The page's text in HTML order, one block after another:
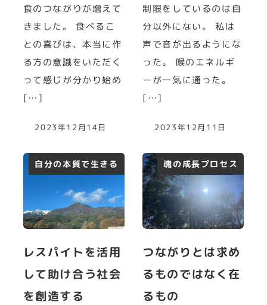
食のつながりが増えて
きました。 食べるこ
との喜びは、本当に作
る方の意識をいただく
って感じが分かり始め
[…]
2023年12月14日
制限をしているのは自
分以外にない。 私は
声で音が出るようにな
った。 喉のエネルギ
ーが一気に通った。
[…]
2023年12月11日
自分の本質で生きる
レスパイトを活用
して助け合う社会
を創造する
魂の成長プロセス
つながりとは求め
るものではなく在
るもの